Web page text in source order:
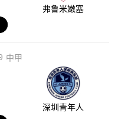
弗鲁米嫩塞
中甲
深圳青年人